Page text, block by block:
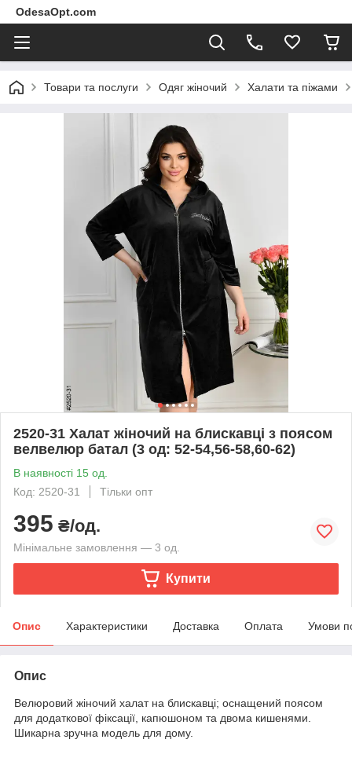
OdesaOpt.com
Товари та послуги Одяг жіночий Халати та піжами
2520-31 Халат жіночий на блискавці з поясом
велвелюр батал (3 од: 52-54,56-58,60-62)
В наявності 15 од.
Код: 2520-31
Тільки опт
395 ₴/од.
Мінімальне замовлення — 3 од.
Купити
Опис Характеристики Доставка Оплата Умови
Опис
Велюровий жіночий халат на блискавці; оснащений поясом
для додаткової фіксації, капюшоном та двома кишенями.
Шикарна зручна модель для дому.